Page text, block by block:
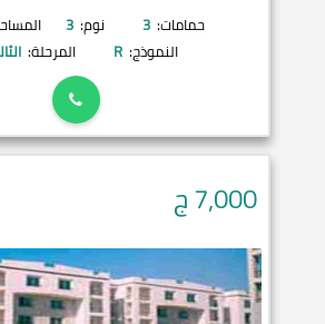
حمامات: 3 نوم: 3
النموذج: R المرحلة:
7,000ج